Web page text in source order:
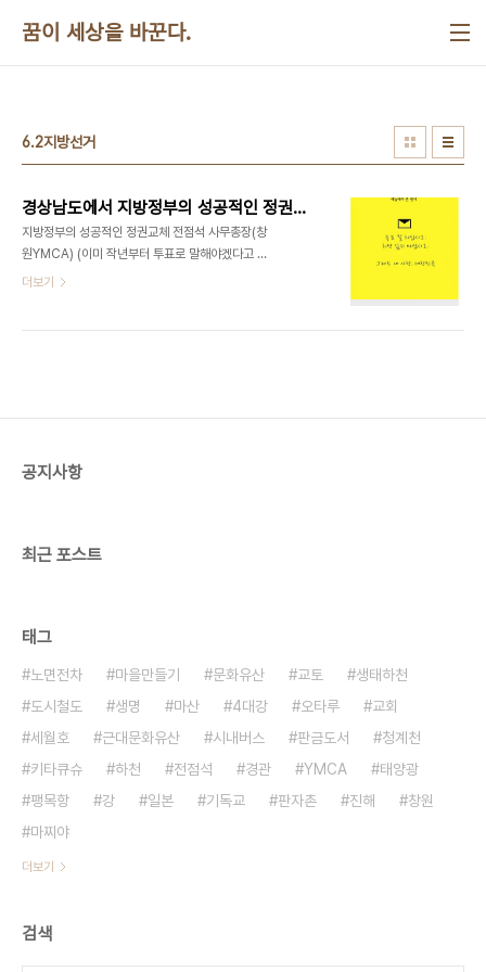
꿈이 세상을 바꾼다.
6.2지방선거
경상남도에서 지방정부의 성공적인 정권교체를 위하여
지방정부의 성공적인 정권교체 전점석 사무총장(창
원YMCA) (이미 작년부터 투표로 말해야겠다고 생
각하고 있은 사람들이 많았습니다.) 벌써 15년이라
의 예상을 깨고 전국 최연소 자치단체장으로 선출된
더보기
공지사항
최근 포스트
태그
노면전차 마을만들기 문화유산 교토
생태하천
도시철도
생명 마산 4대강 오타루
교회
세월호
근대문화유산 시내버스 판금도서
청계천
키타큐슈
하천 전점석 경관 YMCA
태양광
팽목항
강 일본 기독교 판자촌 진해
창원
마찌야
더보기
검색